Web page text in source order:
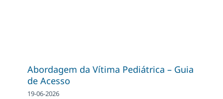
Abordagem da Vítima Pediátrica – Guia
de Acesso
19-06-2026